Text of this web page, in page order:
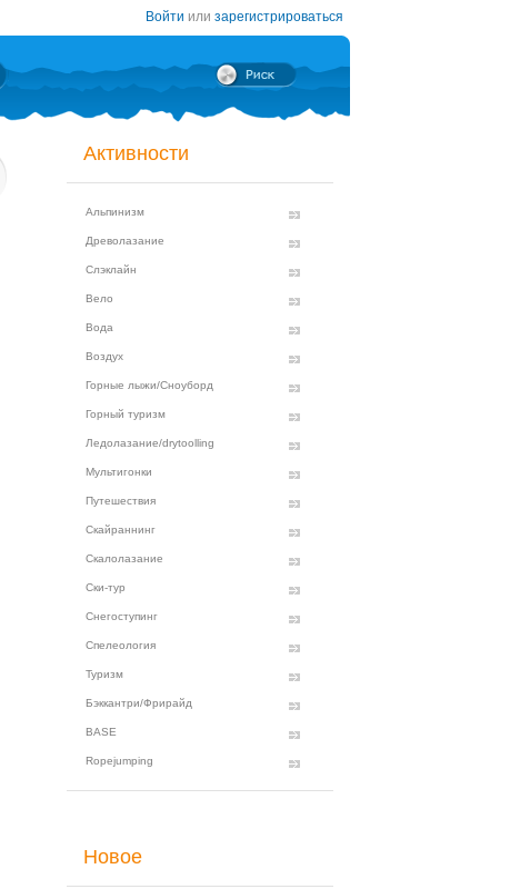
Войти или зарегистрироваться
Активности
Альпинизм
Древолазание
Слэклайн
Вело
Вода
Воздух
Горные лыжи/Сноуборд
Горный туризм
Ледолазание/drytoolling
Мультигонки
Путешествия
Скайраннинг
Скалолазание
Ски-тур
Снегоступинг
Спелеология
Туризм
Бэккантри/Фрирайд
BASE
Ropejumping
Новое